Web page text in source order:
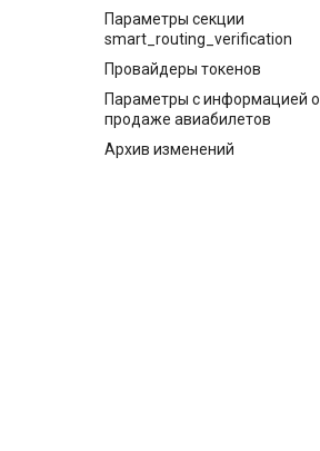
Параметры секции
smart_routing_verification
Провайдеры токенов
Параметры с информацией о
продаже авиабилетов
Архив изменений